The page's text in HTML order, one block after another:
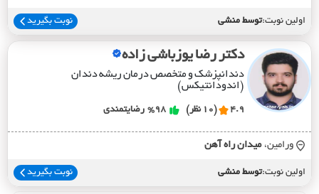
اولین نوبت:توسط منشی نوبت بگیرید
دکتر رضا یوزباشی زاده
دندانپزشک و متخصص درمان ریشه دندان
(اندودانتیکس)
4.9 (10 نظر) %98 رضایتمندی
ورامین، ميدان راه آهن
اولین نوبت:توسط منشی نوبت بگیرید